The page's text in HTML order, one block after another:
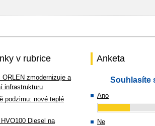
v rubrice
zmodernizuje a
infrastrukturu
podzimu: nové teplé
Diesel na
Anketa
Souhlasíte
Ano
Ne